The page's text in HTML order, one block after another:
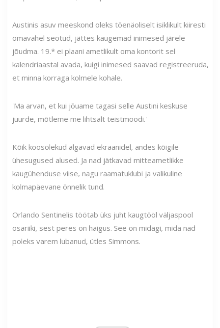
Austinis asuv meeskond oleks tõenäoliselt isiklikult kiiresti
omavahel seotud, jättes kaugemad inimesed järele
jõudma. 19.* ei plaani ametlikult oma kontorit sel
kalendriaastal avada, kuigi inimesed saavad registreeruda,
et minna korraga kolmele kohale.
'Ma arvan, et kui jõuame tagasi selle Austini keskuse
juurde, mõtleme me lihtsalt teistmoodi.'
Kõik koosolekud algavad ekraanidel, andes kõigile
ühesugused alused. Ja nad jätkavad mitteametlikke
kaugühenduse viise, nagu raamatuklubi ja valikuline
kolmapäevane õnnelik tund.
Orlando Sentinelis töötab üks juht kaugtööl väljaspool
osariiki, sest peres on haigus. See on midagi, mida nad
poleks varem lubanud, ütles Simmons.